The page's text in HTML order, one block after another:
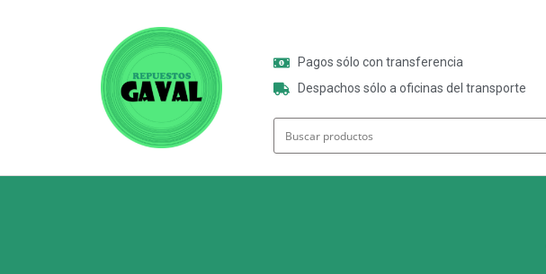
Pagos sólo con transferencia
Despachos sólo a oficinas del transporte